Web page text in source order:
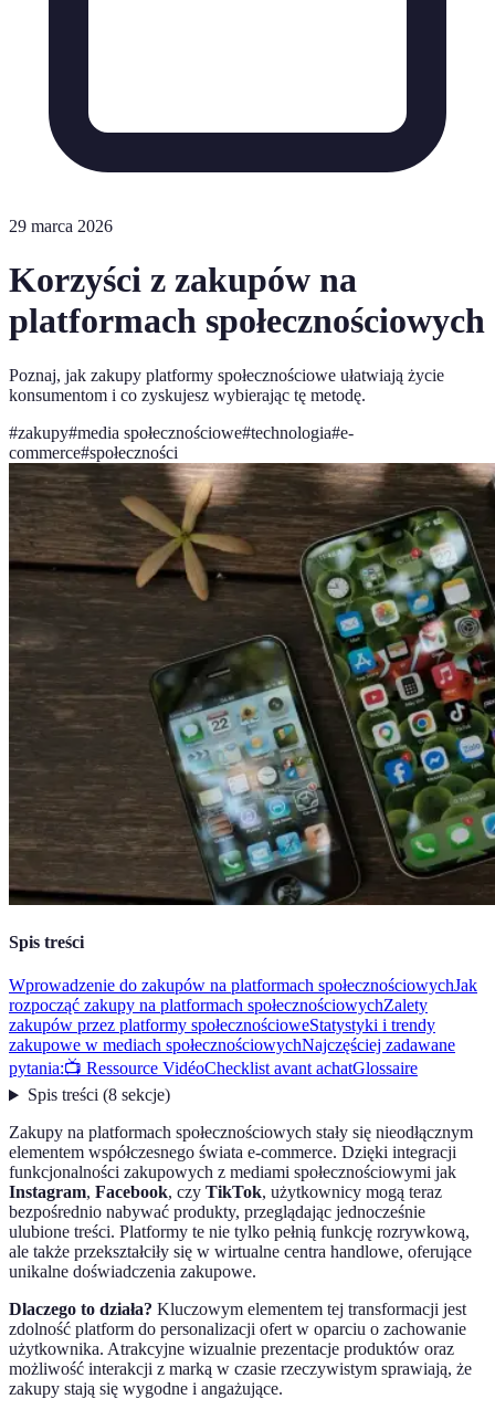
29 marca 2026
Korzyści z zakupów na
platformach społecznościowych
Poznaj, jak zakupy platformy społecznościowe ułatwiają życie
konsumentom i co zyskujesz wybierając tę metodę.
#zakupy#media społecznościowe#technologia#e-
commerce#społeczności
Spis treści
Wprowadzenie do zakupów na platformach społecznościowychJak
rozpocząć zakupy na platformach społecznościowychZalety
zakupów przez platformy społecznościoweStatystyki i trendy
zakupowe w mediach społecznościowychNajczęściej zadawane
pytania:📺 Ressource VidéoChecklist avant achatGlossaire
Spis treści(8 sekcje)
Zakupy na platformach społecznościowych stały się nieodłącznym
elementem współczesnego świata e-commerce. Dzięki integracji
funkcjonalności zakupowych z mediami społecznościowymi jak
Instagram, Facebook, czy TikTok, użytkownicy mogą teraz
bezpośrednio nabywać produkty, przeglądając jednocześnie
ulubione treści. Platformy te nie tylko pełnią funkcję rozrywkową,
ale także przekształciły się w wirtualne centra handlowe, oferujące
unikalne doświadczenia zakupowe.
Dlaczego to działa? Kluczowym elementem tej transformacji jest
zdolność platform do personalizacji ofert w oparciu o zachowanie
użytkownika. Atrakcyjne wizualnie prezentacje produktów oraz
możliwość interakcji z marką w czasie rzeczywistym sprawiają, że
zakupy stają się wygodne i angażujące.